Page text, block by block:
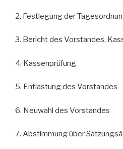
2. Festlegung der
3. Bericht des Vorstandes,
4. Kassenprüfung
5. Entlastung des Vorstandes
6. Neuwahl des Vorstandes
7. Abstimmung über